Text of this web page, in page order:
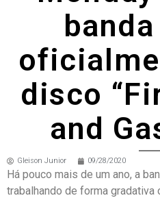
disco
and
Gleison Junior 09/28/2020
Há pouco mais de um ano, a
trabalhando de forma gradativa